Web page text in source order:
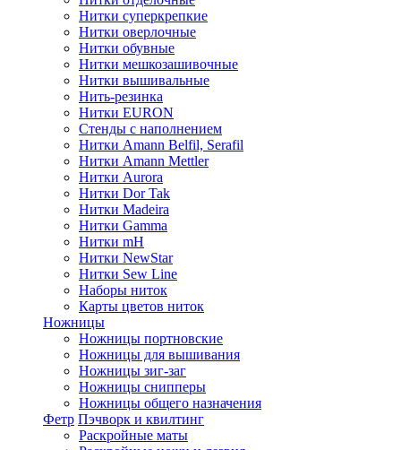
Нитки суперкрепкие
Нитки оверлочные
Нитки обувные
Нитки мешкозашивочные
Нитки вышивальные
Нить-резинка
Нитки EURON
Стенды с наполнением
Нитки Amann Belfil, Serafil
Нитки Amann Mettler
Нитки Aurora
Нитки Dor Tak
Нитки Madeira
Нитки Gamma
Нитки mH
Нитки NewStar
Нитки Sew Line
Наборы ниток
Карты цветов ниток
Ножницы
Ножницы портновские
Ножницы для вышивания
Ножницы зиг-заг
Ножницы снипперы
Ножницы общего назначения
Фетр Пэчворк и квилтинг
Раскройные маты